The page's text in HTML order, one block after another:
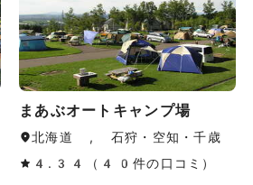
まあぶオートキャンプ場
北海道 , 石狩・空知・千歳
4.34（40件の口コミ）